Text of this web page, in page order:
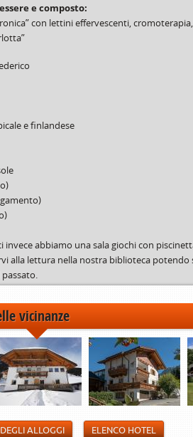
e composto:
con lettini effervescenti,
e finlandese
invece abbiamo una sala giochi con
alla lettura nella nostra biblioteca potendo
vicinanze
ALLOGGI ELENCO HOTEL